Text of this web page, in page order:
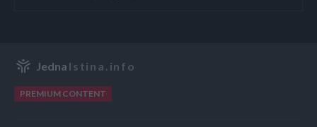
Jedna Istina.info
PREMIUM CONTENT